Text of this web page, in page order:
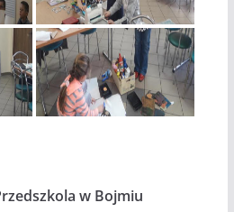
w Bojmiu